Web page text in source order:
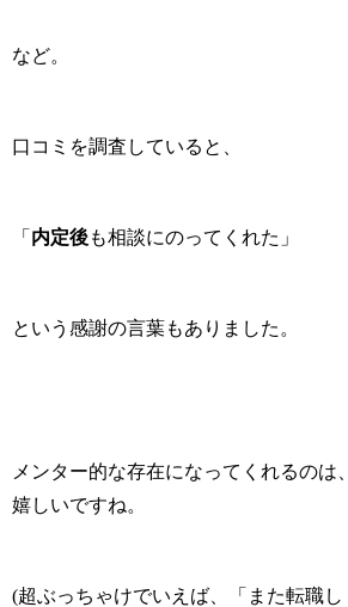
など。
口コミを調査していると、
「 内定後も相談にのってくれた」
という感謝の言葉もありました。
メンター的な存在になってくれるのは、
嬉しいですね。
(超ぶっちゃけでいえば、「また転職し